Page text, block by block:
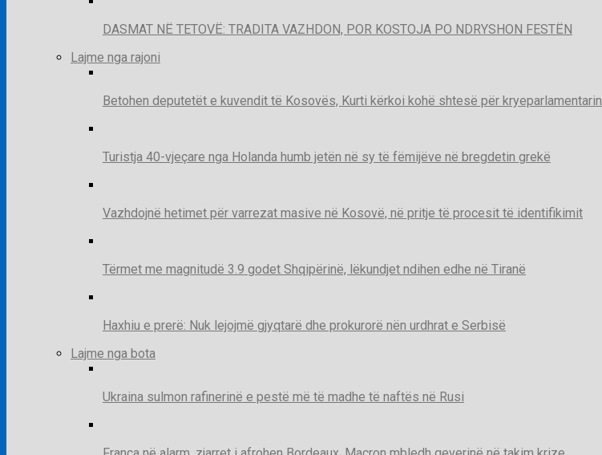
DASMAT NË TETOVË: TRADITA VAZHDON, POR KOSTOJA PO NDRYSHON FESTËN
Lajme nga rajoni
Betohen deputetët e kuvendit të Kosovës, Kurti kërkoi kohë shtesë për kryeparlamentarin
Turistja 40-vjeçare nga Holanda humb jetën në sy të fëmijëve në bregdetin grekë
Vazhdojnë hetimet për varrezat masive në Kosovë, në pritje të procesit të identifikimit
Tërmet me magnitudë 3.9 godet Shqipërinë, lëkundjet ndihen edhe në Tiranë
Haxhiu e prerë: Nuk lejojmë gjyqtarë dhe prokurorë nën urdhrat e Serbisë
Lajme nga bota
Ukraina sulmon rafinerinë e pestë më të madhe të naftës në Rusi